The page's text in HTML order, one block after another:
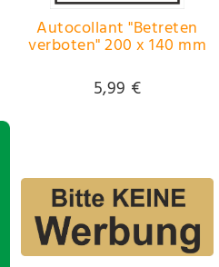
Autocollant "Betreten
verboten" 200 x 140 mm
5,99 €